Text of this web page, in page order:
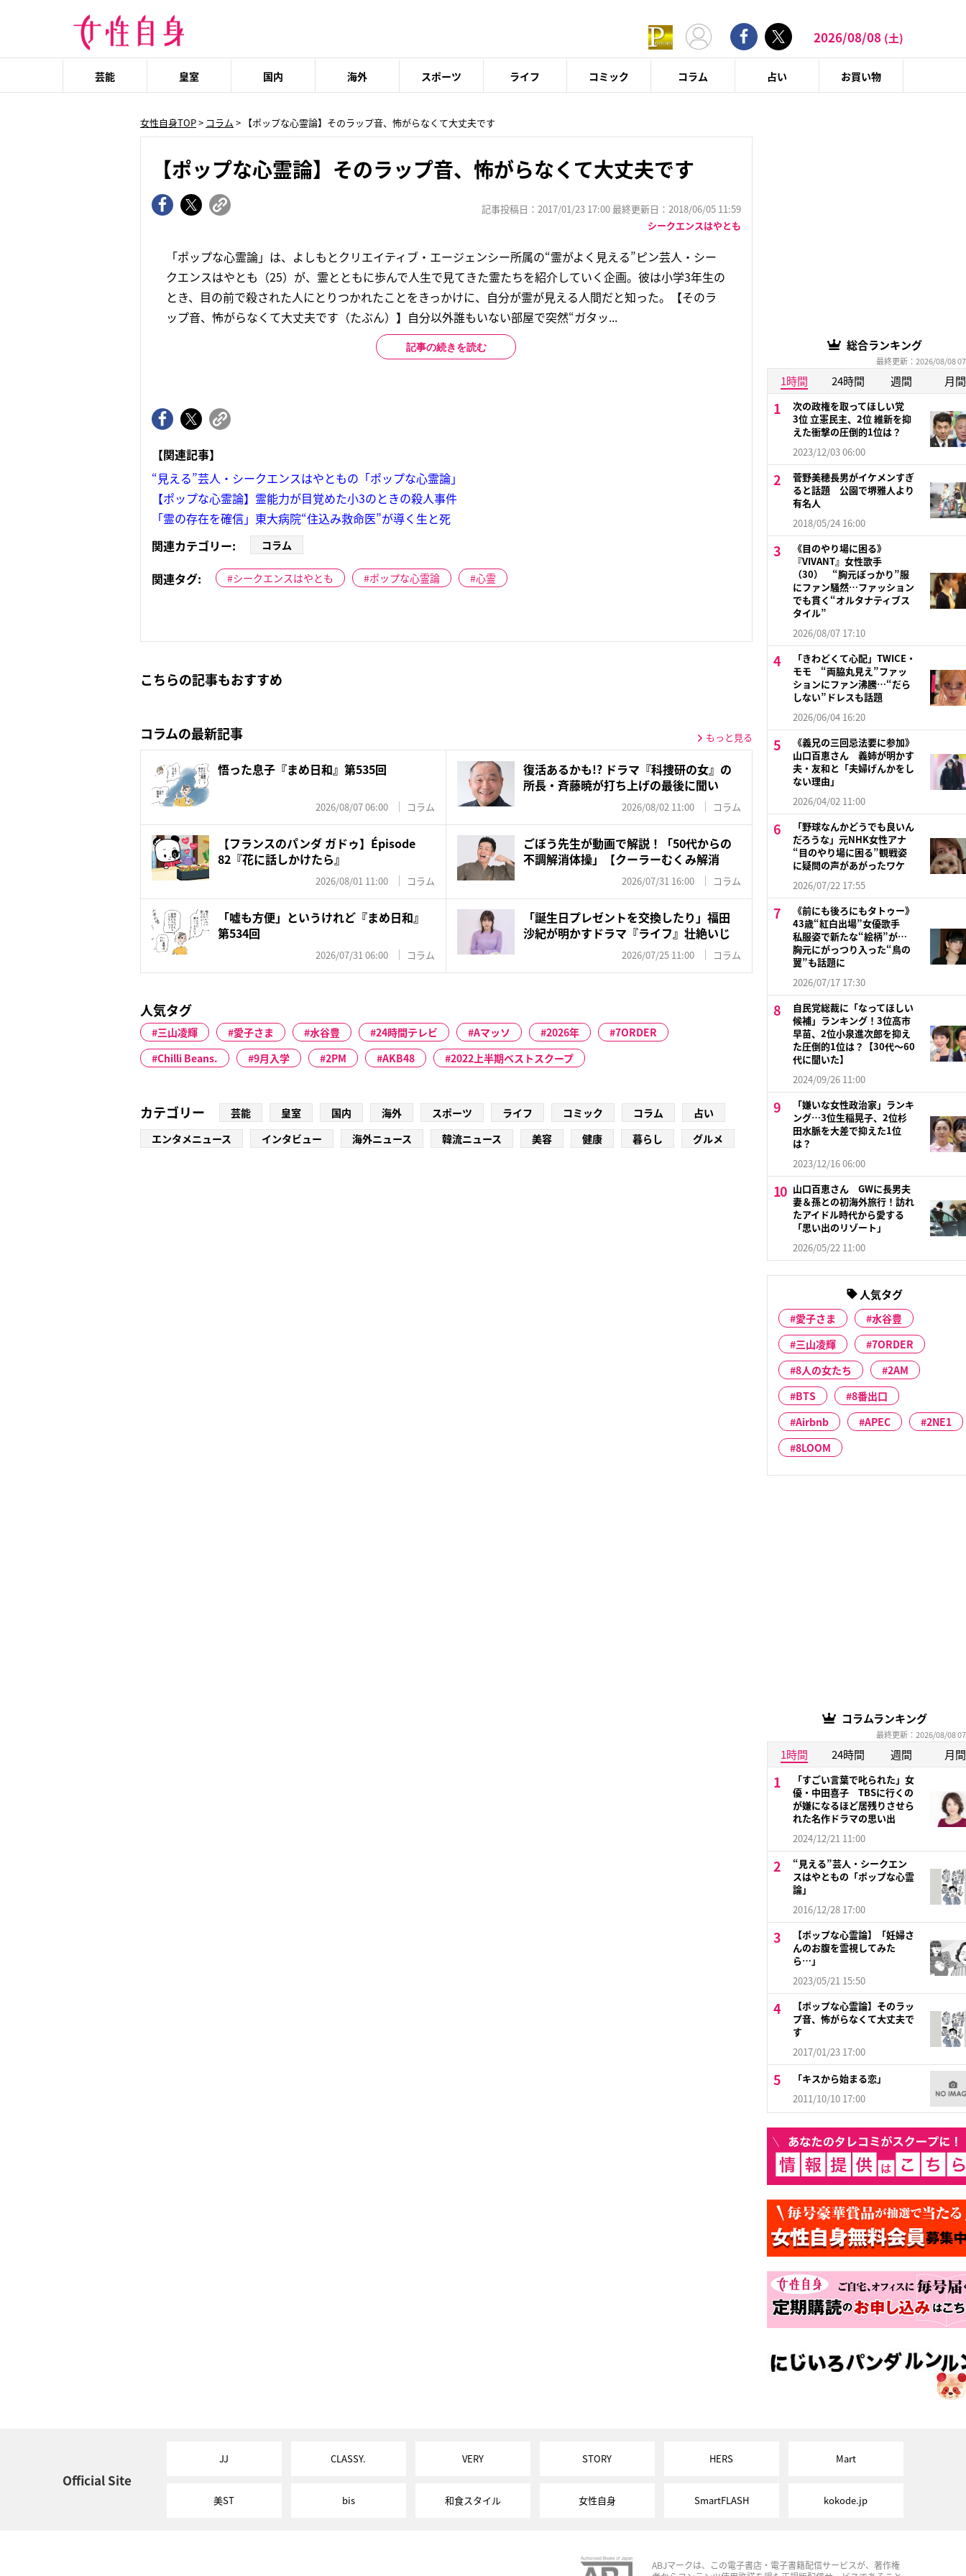
2026/08/08 (土)
芸能 皇室 国内 海外 スポーツ ライフ コミック コラム 占い お買い物
女性自身TOP> コラム > 【ポップな心霊論】そのラップ音、怖がらなくて大丈夫です
【ポップな心霊論】そのラップ音、怖がらなくて大丈夫です
記事投稿日：2017/01/23 17:00 最終更新日：2018/06/05 11:59
シークエンスはやとも
「ポップな心霊論」は、よしもとクリエイティブ・エージェンシー所属の“霊がよく見える”ピン芸人・シー
クエンスはやとも（25）が、霊とともに歩んで人生で見てきた霊たちを紹介していく企画。彼は小学3年生の
とき、目の前で殺された人にとりつかれたことをきっかけに、自分が霊が見える人間だと知った。【そのラ
ップ音、怖がらなくて大丈夫です（たぶん）】自分以外誰もいない部屋で突然“ガタッ...
記事の続きを読む
【関連記事】
“見える”芸人・シークエンスはやともの「ポップな心霊論」
【ポップな心霊論】霊能力が目覚めた小3のときの殺人事件
「霊の存在を確信」東大病院“住込み救命医”が導く生と死
関連カテゴリー:
コラム
関連タグ: シークエンスはやとも ポップな心霊論 心霊
こちらの記事もおすすめ
コラムの最新記事 もっと見る
悟った息子『まめ日和』第535回
2026/08/07 06:00 コラム
復活あるかも!? ドラマ『科捜研の女』の
所長・斉藤暁が打ち上げの最後に聞い
2026/08/02 11:00 コラム
【フランスのパンダ ガドゥ】Épisode
82『花に話しかけたら』
2026/08/01 11:00 コラム
ごぼう先生が動画で解説！「50代からの
不調解消体操」【クーラーむくみ解消
2026/07/31 16:00 コラム
「嘘も方便」というけれど『まめ日和』
第534回
2026/07/31 06:00 コラム
「誕生日プレゼントを交換したり」福田
沙紀が明かすドラマ『ライフ』壮絶いじ
2026/07/25 11:00 コラム
人気タグ
三山凌輝 愛子さま 水谷豊 24時間テレビ Aマッソ 2026年
7ORDER
Chilli Beans.
9月入学 2PM AKB48 2022上半期ベストスクープ
カテゴリー 芸能 皇室 国内 海外 スポーツ ライフ コミック コラム
占い
エンタメニュース
インタビュー 海外ニュース 韓流ニュース 美容 健康 暮らし グルメ
総合ランキング
最終更新：2026/08/08
1時間 24時間 週間 月間
次の政権を取ってほしい党
3位 立憲民主、2位 維新を抑
えた衝撃の圧倒的1位は？
2023/12/03 06:00
菅野美穂長男がイケメンすぎ
ると話題 公園で堺雅人より
有名人
2018/05/24 16:00
《目のやり場に困る》
『VIVANT』女性歌手
（30） “胸元ぽっかり”服
にファン騒然…ファッション
でも貫く“オルタナティブス
タイル”
2026/08/07 17:10
「きわどくて心配」TWICE・
モモ “両脇丸見え”ファッ
ションにファン沸騰…“だら
しない”ドレスも話題
2026/06/04 16:20
《義兄の三回忌法要に参加》
山口百恵さん 義姉が明かす
夫・友和と「夫婦げんかをし
ない理由」
2026/04/02 11:00
「野球なんかどうでも良いん
だろうな」元NHK女性アナ
“目のやり場に困る”観戦姿
に疑問の声があがったワケ
2026/07/22 17:55
《前にも後ろにもタトゥー》
43歳“紅白出場”女優歌手
私服姿で新たな“絵柄”が…
胸元にがっつり入った“鳥の
翼”も話題に
2026/07/17 17:30
自民党総裁に「なってほしい
候補」ランキング！3位高市
早苗、2位小泉進次郎を抑え
た圧倒的1位は？【30代〜60
代に聞いた】
2024/09/26 11:00
「嫌いな女性政治家」ランキ
ング…3位生稲晃子、2位杉
田水脈を大差で抑えた1位
は？
2023/12/16 06:00
山口百恵さん GWに長男夫
妻＆孫との初海外旅行！訪れ
たアイドル時代から愛する
「思い出のリゾート」
2026/05/22 11:00
人気タグ
愛子さま
水谷豊
三山凌輝
7ORDER
8人の女たち
2AM
BTS
8番出口
Airbnb
APEC
2NE1
8LOOM
コラムランキング
最終更新：2026/08/08
1時間 24時間 週間 月間
「すごい言葉で叱られた」女
優・中田喜子 TBSに行くの
が嫌になるほど居残りさせら
れた名作ドラマの思い出
2024/12/21 11:00
“見える”芸人・シークエン
スはやともの「ポップな心霊
論」
2016/12/28 17:00
【ポップな心霊論】「妊婦さ
んのお腹を霊視してみた
ら…」
2023/05/21 15:50
【ポップな心霊論】そのラッ
プ音、怖がらなくて大丈夫で
す
2017/01/23 17:00
「キスから始まる恋」
2011/10/10 17:00
Official Site
JJ CLASSY. VERY STORY HERS Mart
美ST bis 和食スタイル 女性自身 SmartFLASH kokode.jp
ABJマークは、この電子書店・電子書籍配信サービスが、著作権